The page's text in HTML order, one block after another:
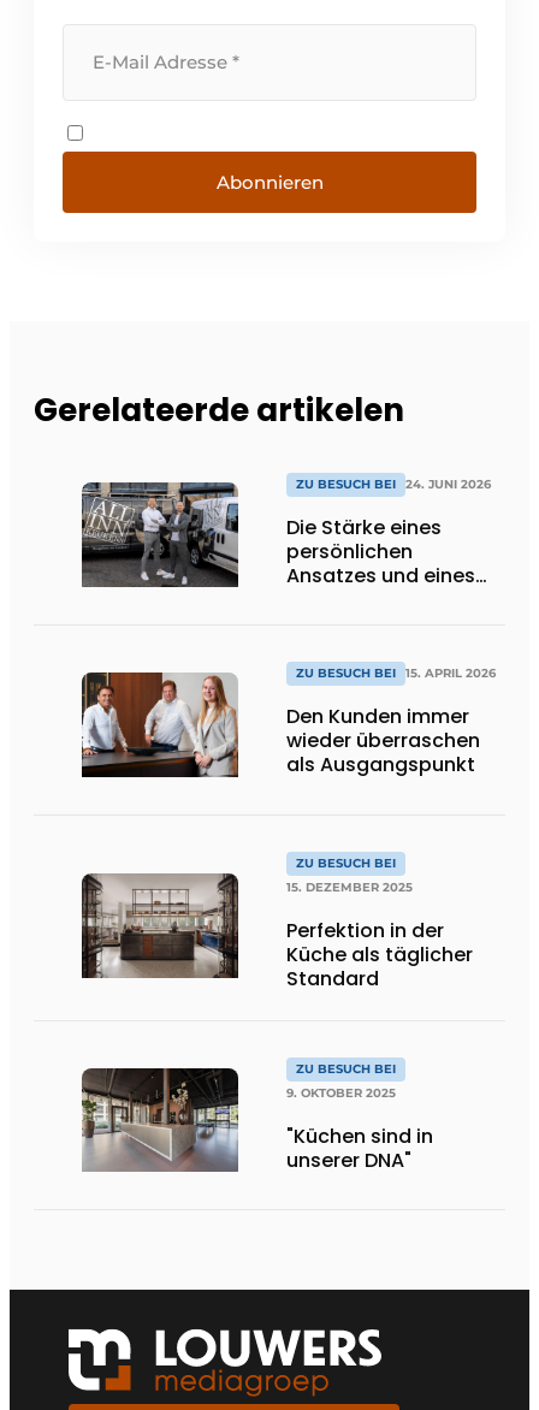
Abonnieren
Gerelateerde artikelen
ZU BESUCH BEI 24. JUNI 2026
Die Stärke eines
persönlichen
Ansatzes und eines
ZU BESUCH BEI 15. APRIL 2026
Den Kunden immer
wieder überraschen
als Ausgangspunkt
ZU BESUCH BEI
15. DEZEMBER 2025
Perfektion in der
Küche als täglicher
Standard
ZU BESUCH BEI
9. OKTOBER 2025
"Küchen sind in
unserer DNA"